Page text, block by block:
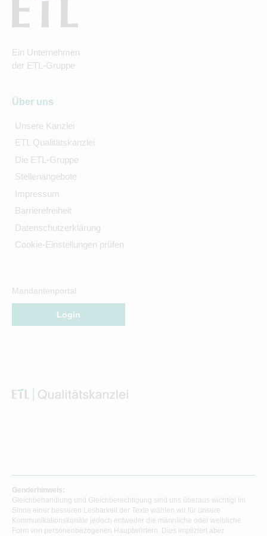
Ein Unternehmen
der ETL-Gruppe
Über uns
Unsere Kanzlei
ETL Qualitätskanzlei
Die ETL-Gruppe
Stellenangebote
Impressum
Barrierefreiheit
Datenschutzerklärung
Cookie-Einstellungen prüfen
Mandantenportal
Login
Genderhinweis:
Gleichbehandlung und Gleichberechtigung sind uns überaus wichtig! Im
Sinne einer besseren Lesbarkeit der Texte wählen wir für unsere
Kommunikationskanäle jedoch entweder die männliche oder weibliche
Form von personenbezogenen Hauptwörtern. Dies impliziert aber